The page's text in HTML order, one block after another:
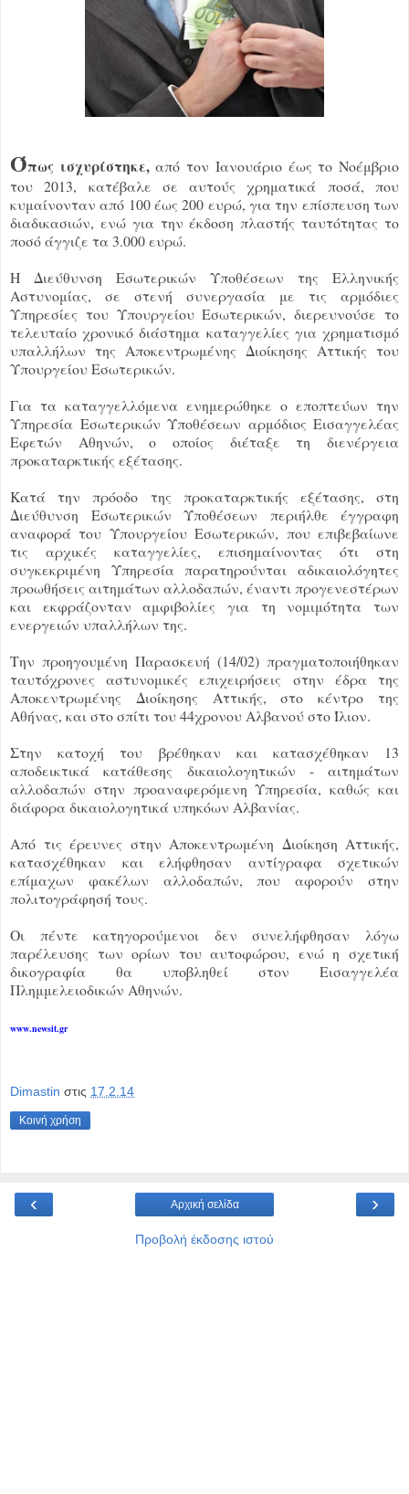
Όπως ισχυρίστηκε,από τον Ιανουάριο έως το Νοέμβριο
του 2013, κατέβαλε σε αυτούς χρηματικά ποσά, που
κυμαίνονταν από 100 έως 200 ευρώ, για την επίσπευση των
διαδικασιών, ενώ για την έκδοση πλαστής ταυτότητας το
ποσό άγγιζε τα 3.000 ευρώ.
Η Διεύθυνση Εσωτερικών Υποθέσεων της Ελληνικής
Αστυνομίας, σε στενή συνεργασία με τις αρμόδιες
Υπηρεσίες του Υπουργείου Εσωτερικών, διερευνούσε το
τελευταίο χρονικό διάστημα καταγγελίες για χρηματισμό
υπαλλήλων της Αποκεντρωμένης Διοίκησης Αττικής του
Υπουργείου Εσωτερικών.
Για τα καταγγελλόμενα ενημερώθηκε ο εποπτεύων την
Υπηρεσία Εσωτερικών Υποθέσεων αρμόδιος Εισαγγελέας
Εφετών Αθηνών, ο οποίος διέταξε τη διενέργεια
προκαταρκτικής εξέτασης.
Κατά την πρόοδο της προκαταρκτικής εξέτασης, στη
Διεύθυνση Εσωτερικών Υποθέσεων περιήλθε έγγραφη
αναφορά του Υπουργείου Εσωτερικών, που επιβεβαίωνε
τις αρχικές καταγγελίες, επισημαίνοντας ότι στη
συγκεκριμένη Υπηρεσία παρατηρούνται αδικαιολόγητες
προωθήσεις αιτημάτων αλλοδαπών, έναντι προγενεστέρων
και εκφράζονταν αμφιβολίες για τη νομιμότητα των
ενεργειών υπαλλήλων της.
Την προηγουμένη Παρασκευή (14/02) πραγματοποιήθηκαν
ταυτόχρονες αστυνομικές επιχειρήσεις στην έδρα της
Αποκεντρωμένης Διοίκησης Αττικής, στο κέντρο της
Αθήνας, και στο σπίτι του 44χρονου Αλβανού στο Ίλιον.
Στην κατοχή του βρέθηκαν και κατασχέθηκαν 13
αποδεικτικά κατάθεσης δικαιολογητικών - αιτημάτων
αλλοδαπών στην προαναφερόμενη Υπηρεσία, καθώς και
διάφορα δικαιολογητικά υπηκόων Αλβανίας.
Από τις έρευνες στην Αποκεντρωμένη Διοίκηση Αττικής,
κατασχέθηκαν και ελήφθησαν αντίγραφα σχετικών
επίμαχων φακέλων αλλοδαπών, που αφορούν στην
πολιτογράφησή τους.
Οι πέντε κατηγορούμενοι δεν συνελήφθησαν λόγω
παρέλευσης των ορίων του αυτοφώρου, ενώ η σχετική
δικογραφία θα υποβληθεί στον Εισαγγελέα
Πλημμελειοδικών Αθηνών.
www.newsit.gr
Dimastin στις 17.2.14
Κοινή χρήση
‹ ›
Αρχική σελίδα
Προβολή έκδοσης ιστού